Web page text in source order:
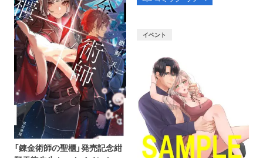
「錬金術師の聖櫃」発売記念紺
イベント